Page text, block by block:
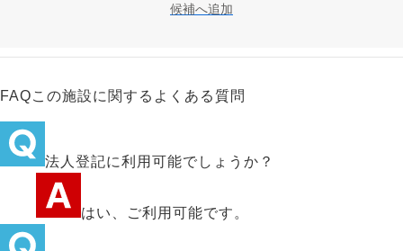
候補へ追加
FAQこの施設に関するよくある質問
法人登記に利用可能でしょうか？
はい、ご利用可能です。